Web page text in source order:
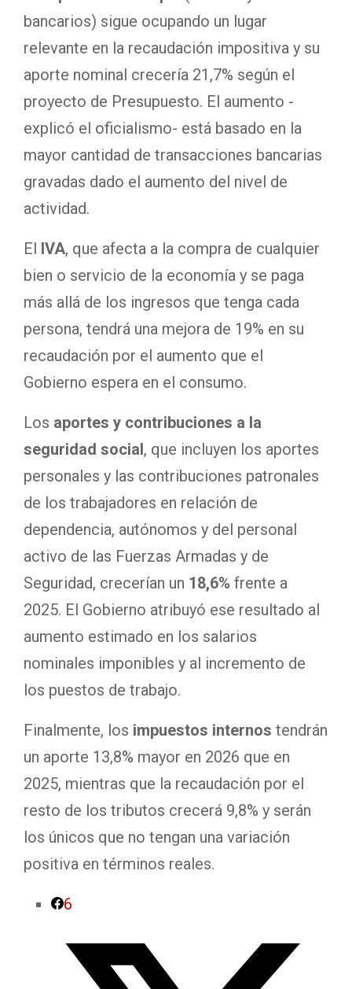
bancarios) sigue ocupando un lugar
relevante en la recaudación impositiva y su
aporte nominal crecería 21,7% según el
proyecto de Presupuesto. El aumento -
explicó el oficialismo- está basado en la
mayor cantidad de transacciones bancarias
gravadas dado el aumento del nivel de
actividad.
El IVA, que afecta a la compra de cualquier
bien o servicio de la economía y se paga
más allá de los ingresos que tenga cada
persona, tendrá una mejora de 19% en su
recaudación por el aumento que el
Gobierno espera en el consumo.
Los aportes y contribuciones a la
seguridad social, que incluyen los aportes
personales y las contribuciones patronales
de los trabajadores en relación de
dependencia, autónomos y del personal
activo de las Fuerzas Armadas y de
Seguridad, crecerían un 18,6% frente a
2025. El Gobierno atribuyó ese resultado al
aumento estimado en los salarios
nominales imponibles y al incremento de
los puestos de trabajo.
Finalmente, los impuestos internos tendrán
un aporte 13,8% mayor en 2026 que en
2025, mientras que la recaudación por el
resto de los tributos crecerá 9,8% y serán
los únicos que no tengan una variación
positiva en términos reales.
6